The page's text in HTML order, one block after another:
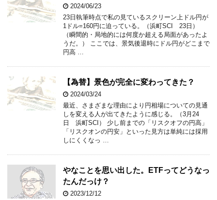
2024/06/23
23日執筆時点で私の見ているスクリーン上ドル円が
1ドル=160円に迫っている。（浜町SCI 23日）
（瞬間的・局地的には何度か超える局面があったよ
うだ。） ここでは、景気後退時にドル円がどこまで
円高 …
【為替】景色が完全に変わってきた？
2024/03/24
最近、さまざまな理由により円相場についての見通
しを変える人が出てきたように感じる。（3月24
日 浜町SCI） 少し前までの「リスクオフの円高」
「リスクオンの円安」といった見方は単純には採用
しにくくなっ …
やなことを思い出した。ETFってどうなっ
たんだっけ？
2023/12/12